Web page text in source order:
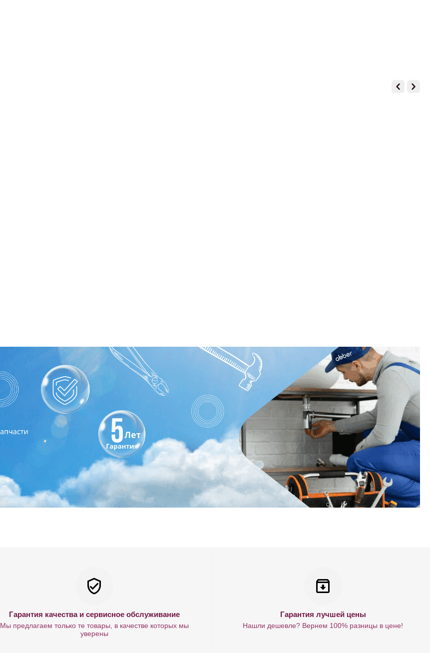
Гарантия качества и сервисное обслуживание
Мы предлагаем только те товары, в качестве которых мы
уверены
Гарантия лучшей цены
Нашли дешевле? Вернем 100% разницы в цене!